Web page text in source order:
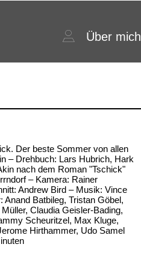
Über mich
Der beste Sommer von allen
– Drehbuch: Lars Hubrich, Hark
nach dem Roman "Tschick"
– Kamera: Rainer
Andrew Bird – Musik: Vince
Anand Batbileg, Tristan Göbel,
Claudia Geisler-Bading,
Scheuritzel, Max Kluge,
Hirthammer, Udo Samel